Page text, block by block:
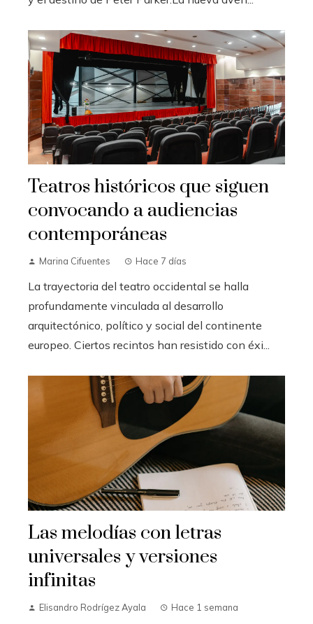
Teatros históricos que siguen
convocando a audiencias
contemporáneas
Marina Cifuentes Hace 7 días
La trayectoria del teatro occidental se halla
profundamente vinculada al desarrollo
arquitectónico, político y social del continente
europeo. Ciertos recintos han resistido con éxi...
Las melodías con letras
universales y versiones
infinitas
Elisandro Rodrígez Ayala Hace 1 semana